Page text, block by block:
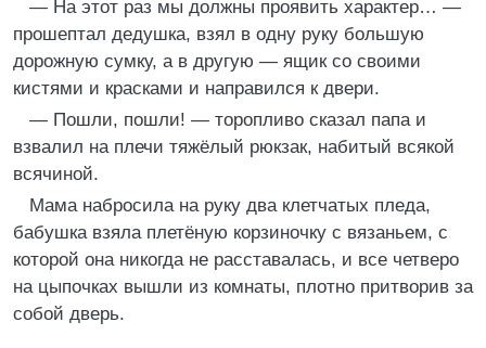
— На этот раз мы должны проявить характер… —
прошептал дедушка, взял в одну руку большую
дорожную сумку, а в другую — ящик со своими
кистями и красками и направился к двери.
— Пошли, пошли! — торопливо сказал папа и
взвалил на плечи тяжёлый рюкзак, набитый всякой
всячиной.
Мама набросила на руку два клетчатых пледа,
бабушка взяла плетёную корзиночку с вязаньем, с
которой она никогда не расставалась, и все четверо
на цыпочках вышли из комнаты, плотно притворив за
собой дверь.